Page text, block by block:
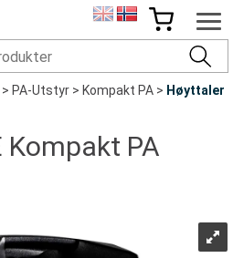
PA-Utstyr>Kompakt PA> Høyttaler
Kompakt PA